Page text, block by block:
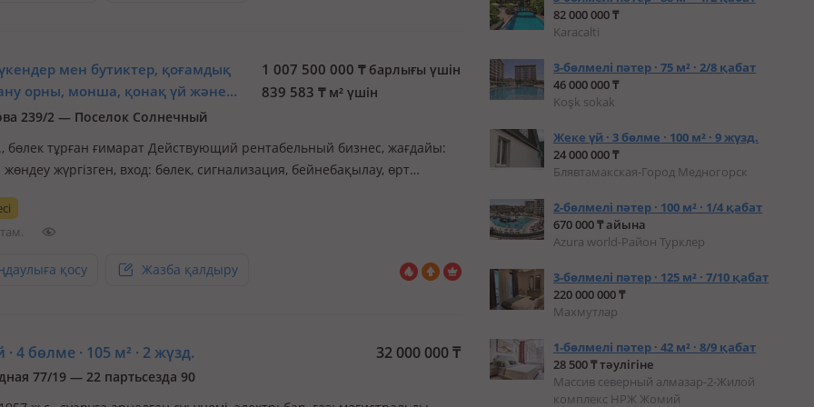
мен бутиктер, қоғамдық
орны, монша, қонақ үй және
орындары · 1200 м²
1 007 500 000 ₸ барлығы үшін
839 583 ₸ м² үшін
239/2 — Поселок Солнечный
бөлек тұрған ғимарат Действующий рентабельный бизнес, жағдайы:
жүргізген, вход: бөлек, сигнализация, бейнебақылау, өрт
и водоотведение Водоканал Газоснабжение Межрегион газ
қосу Жазба қалдыру
4 бөлме · 105 м² · 2 жүзд. 32 000 000₸
77/19 — 22 партьсезда 90
82 000 000 ₸
Karacalti
3-бөлмелі пәтер · 75 м² · 2/8 қабат
46 000 000 ₸
Koşk sokak
Жеке үй · 3 бөлме · 100 м² · 9 жүзд.
24 000 000 ₸
Блявтамакская-Город Медногорск
2-бөлмелі пәтер · 100 м² · 1/4 қабат
670 000 ₸ айына
Azura world-Район Турклер
3-бөлмелі пәтер · 125 м² · 7/10 қабат
220 000 000 ₸
Махмутлар
1-бөлмелі пәтер · 42 м² · 8/9 қабат
28 500 ₸ тәулігіне
Массив северный алмазар-2-Жилой
комплекс НРЖ Жомий